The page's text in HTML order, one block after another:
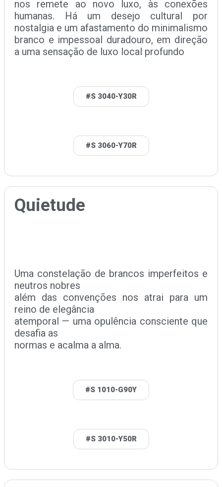
nos remete ao novo luxo, às conexões
humanas. Há um desejo cultural por
nostalgia e um afastamento do minimalismo
branco e impessoal duradouro, em direção
a uma sensação de luxo local profundo
#S 3040-Y30R
#S 3060-Y70R
Quietude
Uma constelação de brancos imperfeitos e
neutros nobres
além das convenções nos atrai para um
reino de elegância
atemporal — uma opulência consciente que
desafia as
normas e acalma a alma.
#S 1010-G90Y
#S 3010-Y50R